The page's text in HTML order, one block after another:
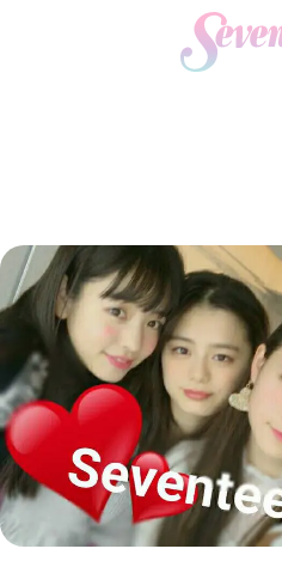
FASHION
ファッションニュース
モデル私服
着回し
着痩せ
BEAUTY
ビューティニュース
トレンドメイク
ベストコスメ
ヘアアレンジ・ヘアケア
スキンケア
ボディケア
SCHOOL
スクールニュース
制服コーデ
学校ヘアメイク
勉強・受験・進路
ENTERTAINMENT
エンタメニュース
なにわ男子
K-POP
LIFESTYLE
ライフスタイルニュース
JKランキング・アワード
JK TREND
JKトレンドニュース
MODELS